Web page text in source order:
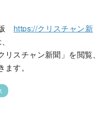
https://クリスチャン新
スチャン新聞」を閲覧、
す。